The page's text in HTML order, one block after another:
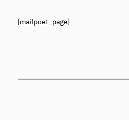
[mailpoet_page]